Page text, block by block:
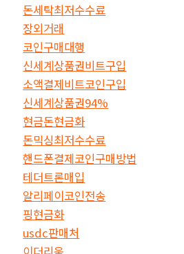
돈세탁최저수수료
장외거래
코인구매대행
신세계상품권비트구입
소액결제비트코인구입
신세계상품권94%
현금돈현금화
돈믹싱최저수수료
핸드폰결제코인구매방법
테더트론매입
알리페이코인전송
핑현금화
usdc판매처